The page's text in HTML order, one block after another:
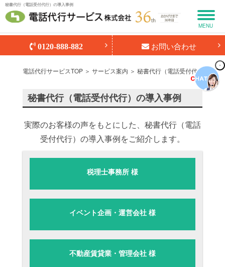
0120-888-882 お問い合わせ
秘書代行（電話受付代行）の導入事例
MENU
電話代行サービスTOP ＞ サービス案内 ＞ 秘書代行（電話受付代行） ＞
秘書代行（電話受付代行）の導入事例
実際のお客様の声をもとにした、秘書代行（電話
受付代行）の導入事例をご紹介します。
税理士事務所 様
イベント企画・運営会社 様
不動産賃貸業・管理会社 様